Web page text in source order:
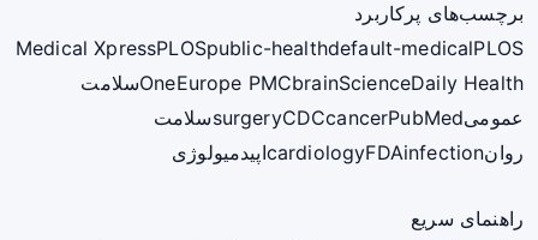
برچسب‌های پرکاربرد
Medical XpressPLOSpublic-healthdefault-medicalPLOS
OneEurope PMCbrainScienceDaily Health
سلامت
عمومی
surgeryCDCcancerPubMed
سلامت
روان
cardiologyFDAinfection اپیدمیولوژی
راهنمای سریع